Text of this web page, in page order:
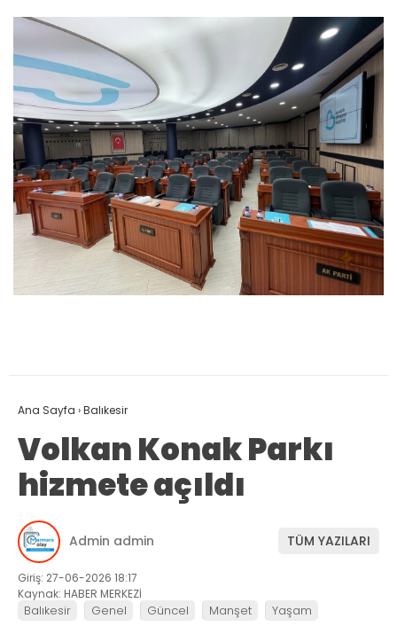
Ana Sayfa ›Balıkesir
Volkan Konak Parkı
hizmete açıldı
Admin admin TÜM YAZILARI
Giriş: 27-06-2026 18:17
Kaynak: HABER MERKEZİ
Balıkesir Genel Güncel Manşet Yaşam